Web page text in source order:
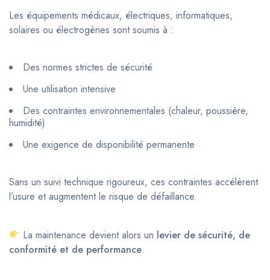
Les équipements médicaux, électriques, informatiques,
solaires ou électrogènes sont soumis à :
Des normes strictes de sécurité
Une utilisation intensive
Des contraintes environnementales (chaleur, poussière,
humidité)
Une exigence de disponibilité permanente
Sans un suivi technique rigoureux, ces contraintes accélèrent
l’usure et augmentent le risque de défaillance.
La maintenance devient alors un levier de sécurité, de
conformité et de performance.